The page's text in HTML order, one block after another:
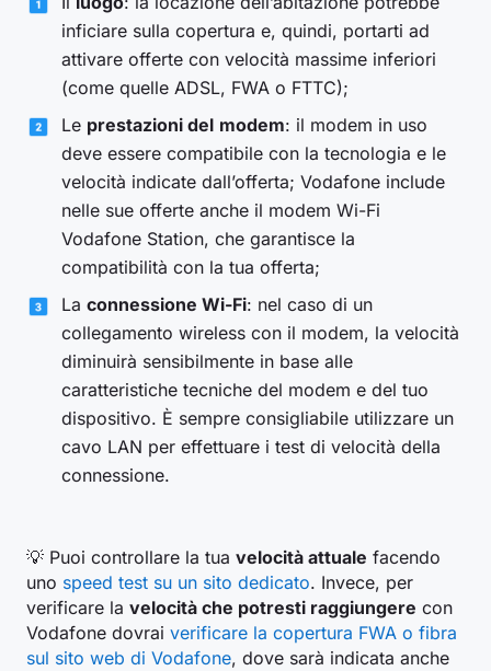
inficiare sulla copertura e, quindi, portarti ad
attivare offerte con velocità massime inferiori
(come quelle ADSL, FWA o FTTC);
Le prestazioni del modem: il modem in uso
deve essere compatibile con la tecnologia e le
velocità indicate dall’offerta; Vodafone include
nelle sue offerte anche il modem Wi-Fi
Vodafone Station, che garantisce la
compatibilità con la tua offerta;
La connessione Wi-Fi: nel caso di un
collegamento wireless con il modem, la velocità
diminuirà sensibilmente in base alle
caratteristiche tecniche del modem e del tuo
dispositivo. È sempre consigliabile utilizzare un
cavo LAN per effettuare i test di velocità della
connessione.
💡 Puoi controllare la tua velocità attuale facendo
uno speed test su un sito dedicato. Invece, per
verificare la velocità che potresti raggiungere con
Vodafone dovrai verificare la copertura FWA o fibra
sul sito web di Vodafone, dove sarà indicata anche